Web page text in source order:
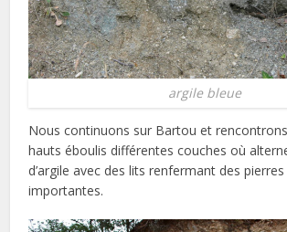
argile bleue
Nous continuons sur Bartou et
hauts éboulis différentes couches où
d’argile avec des lits renfermant des
importantes.